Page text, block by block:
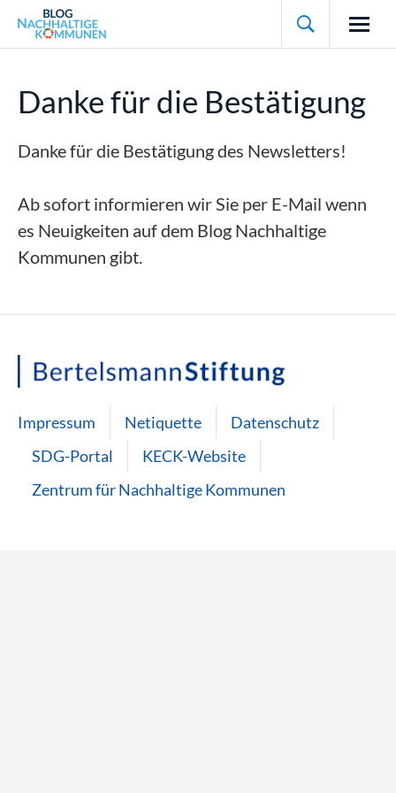

Danke für die Bestätigung
Danke für die Bestätigung des Newsletters!
Ab sofort informieren wir Sie per E-Mail wenn
es Neuigkeiten auf dem Blog Nachhaltige
Kommunen gibt.
Impressum Netiquette
Datenschutz
SDG-Portal
KECK-Website
Zentrum für Nachhaltige Kommunen